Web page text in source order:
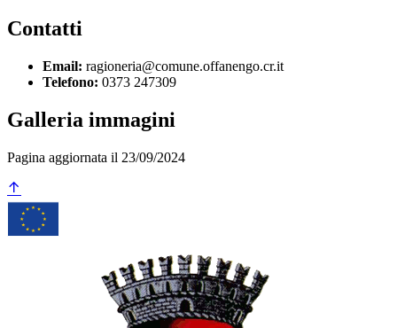
Contatti
Email: ragioneria@comune.offanengo.cr.it
Telefono: 0373 247309
Galleria immagini
Pagina aggiornata il 23/09/2024